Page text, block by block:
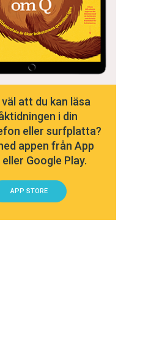
väl att du kan läsa
i din
eller surfplatta?
appen från App
Google Play.
APP STORE